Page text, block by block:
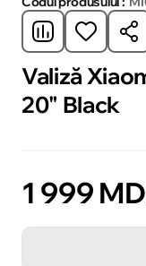
Valiză
20" Black
1 999